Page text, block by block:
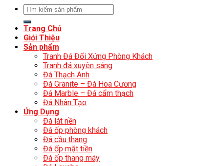
Trang Chủ
Giới Thiệu
Sản phẩm
Tranh Đá Đối Xứng Phòng Khách
Tranh đá xuyên sáng
Đá Thạch Anh
Đá Granite – Đá Hoa Cương
Đá Marble – Đá cẩm thạch
Đá Nhân Tạo
Ứng Dụng
Đá lát nền
Đá ốp phòng khách
Đá cầu thang
Đá ốp mặt tiền
Đá ốp thang máy